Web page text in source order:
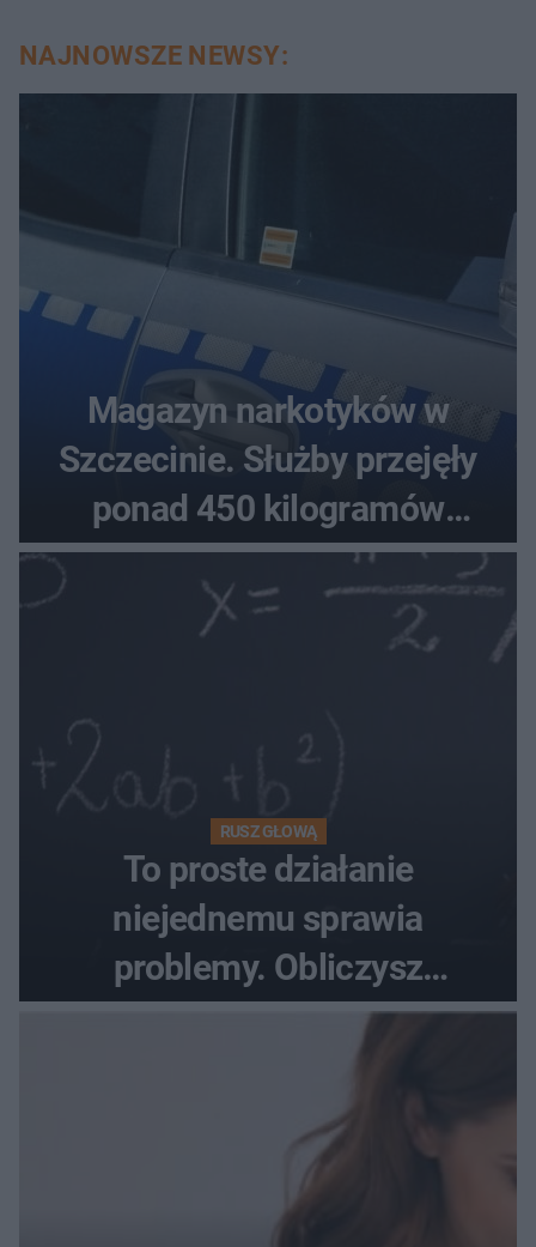
NAJNOWSZE NEWSY:
Magazyn narkotyków w
Szczecinie. Służby przejęły
ponad 450 kilogramów
towaru
RUSZ GŁOWĄ
To proste działanie
niejednemu sprawia
problemy. Obliczysz
poprawnie, ile to jest